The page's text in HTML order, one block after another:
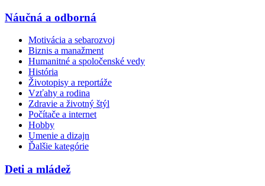
Náučná a odborná
Motivácia a sebarozvoj
Biznis a manažment
Humanitné a spoločenské vedy
História
Životopisy a reportáže
Vzťahy a rodina
Zdravie a životný štýl
Počítače a internet
Hobby
Umenie a dizajn
Ďalšie kategórie
Deti a mládež